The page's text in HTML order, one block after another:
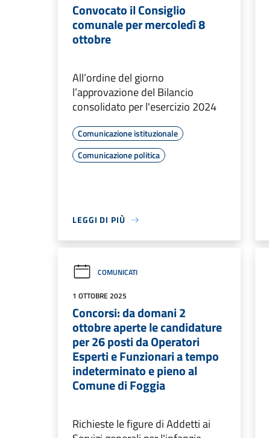
Convocato il Consiglio
comunale per mercoledì 8
ottobre
All’ordine del giorno
l’approvazione del Bilancio
consolidato per l'esercizio 2024
Comunicazione istituzionale
Comunicazione politica
LEGGI DI PIÙ
COMUNICATI
1 OTTOBRE 2025
Concorsi: da domani 2
ottobre aperte le candidature
per 26 posti da Operatori
Esperti e Funzionari a tempo
indeterminato e pieno al
Comune di Foggia
Richieste le figure di Addetti ai